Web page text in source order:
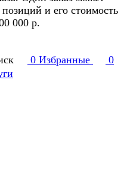
и его стоимость
000 р.
0 Избранные
0